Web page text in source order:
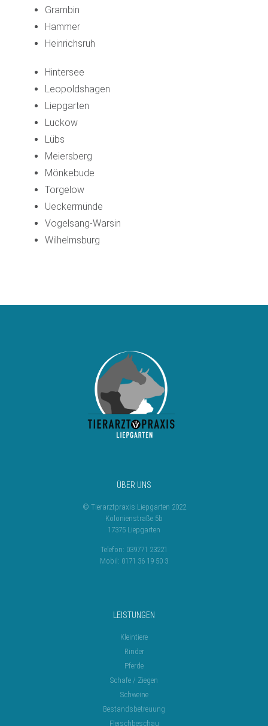
Grambin
Hammer
Heinrichsruh
Hintersee
Leopoldshagen
Liepgarten
Luckow
Lübs
Meiersberg
Mönkebude
Torgelow
Ueckermünde
Vogelsang-Warsin
Wilhelmsburg
ÜBER UNS
© Tierarztpraxis Liepgarten 2022
Kolonienstraße 5b
17375 Liepgarten
Telefon: 039771 23221
Mobil: 0171 36 19 50 3
LEISTUNGEN
Kleintiere
Rinder
Pferde
Schafe / Ziegen
Schweine
Bestandsbetreuung
Fleischbeschau